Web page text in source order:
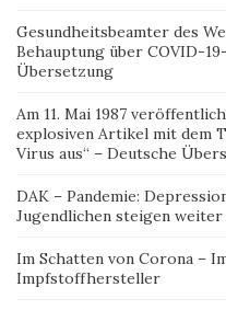
Gesundheitsbeamter des
Behauptung über COVID-
Übersetzung
Am 11. Mai 1987
explosiven Artikel mit dem
Virus aus“ – Deutsche
DAK – Pandemie:
Jugendlichen steigen weiter
Im Schatten von Corona –
Impfstoffhersteller